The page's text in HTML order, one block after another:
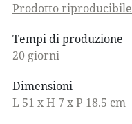
Prodotto riproducibile
Tempi di produzione
20 giorni
Dimensioni
L 51 x H 7 x P 18.5 cm